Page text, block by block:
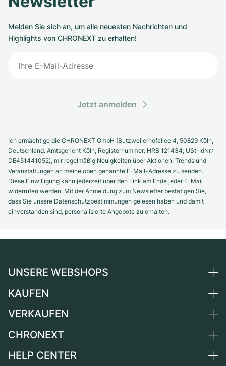
Melden Sie sich an, um alle neuesten Nachrichten und
Highlights von CHRONEXT zu erhalten!
Jetzt anmelden
Ich ermächtige die CHRONEXT GmbH (Butzweilerhofallee 4, 50829 Köln,
Deutschland. Amtsgericht Köln, Registernummer: HRB 121434; USt-IdNr.:
DE451441052), mir regelmäßig Neuigkeiten über Aktionen, Trends und
Veranstaltungen an meine oben genannte E-Mail-Adresse zu senden.
Diese Einwilligung kann jederzeit über den Link am Ende jeder E-Mail
widerrufen werden. Mit der Anmeldung zum Newsletter bestätigen Sie,
dass Sie unsere Datenschutzbestimmungen gelesen haben und damit
einverstanden sind, personalisierte Angebote zu erhalten.
UNSERE WEBSHOPS
Deutschland
Schweiz
Frankreich
KAUFEN
Alle Luxusuhren
Independent Brands
VERKAUFEN
Uhr verkaufen
CHRONEXT
Über uns
HELP CENTER